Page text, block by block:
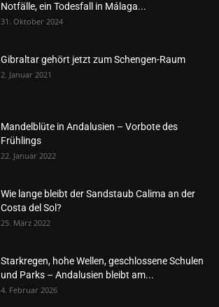
Notfälle, ein Todesfall in Málaga...
31. Oktober 2024
Gibraltar gehört jetzt zum Schengen-Raum
2. Januar 2021
Mandelblüte in Andalusien – Vorbote des
Frühlings
22. Januar 2022
Wie lange bleibt der Sandstaub Calima an der
Costa del Sol?
25. März 2022
Starkregen, hohe Wellen, geschlossene Schulen
und Parks – Andalusien bleibt am...
4. Februar 2026